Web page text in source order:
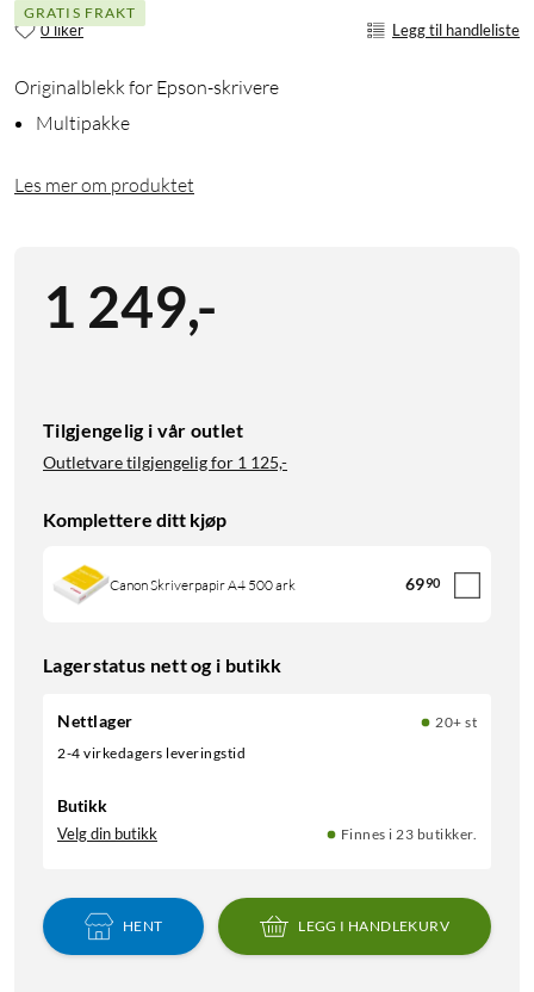
GRATIS FRAKT
0 liker Legg til handleliste
Originalblekk for Epson-skrivere
Multipakke
Les mer om produktet
1 249,-
Tilgjengelig i vår outlet
Outletvare tilgjengelig for 1 125,-
Komplettere ditt kjøp
Canon Skriverpapir A4 500 ark 6990
Lagerstatus nett og i butikk
Nettlager
20+ st
2-4 virkedagers leveringstid
Butikk
Velg din butikk Finnes i 23 butikker.
HENT LEGG I HANDLEKURV